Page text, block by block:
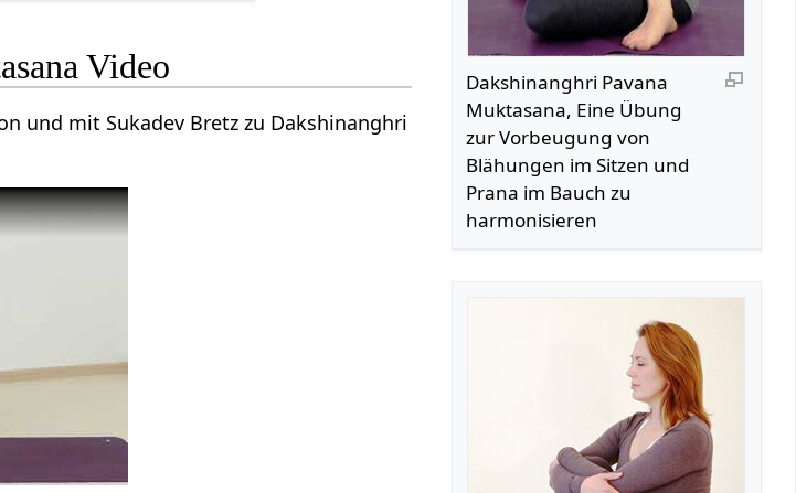
Dakshinanghri Pavana
Muktasana, Eine Übung
zur Vorbeugung von
Blähungen im Sitzen und
Prana im Bauch zu
harmonisieren
Video
und mit Sukadev Bretz zu Dakshinanghri